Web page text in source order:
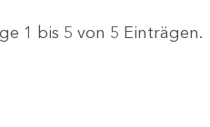
1 bis 5 von 5 Einträgen.